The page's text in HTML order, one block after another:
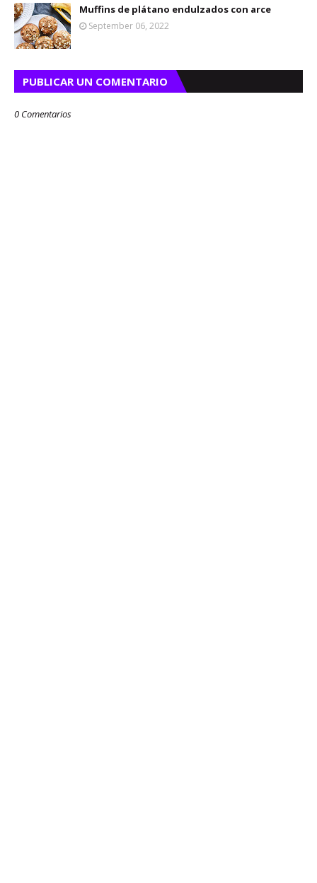
Muffins de plátano endulzados con arce
September 06, 2022
PUBLICAR UN COMENTARIO
0 Comentarios